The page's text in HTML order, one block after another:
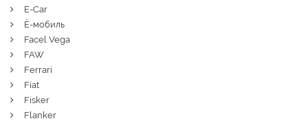
E-Car
Ё-мобиль
Facel Vega
FAW
Ferrari
Fiat
Fisker
Flanker